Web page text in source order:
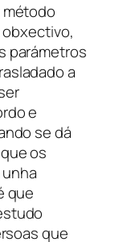
método
parámetros
a
e
se dá
os
que
que